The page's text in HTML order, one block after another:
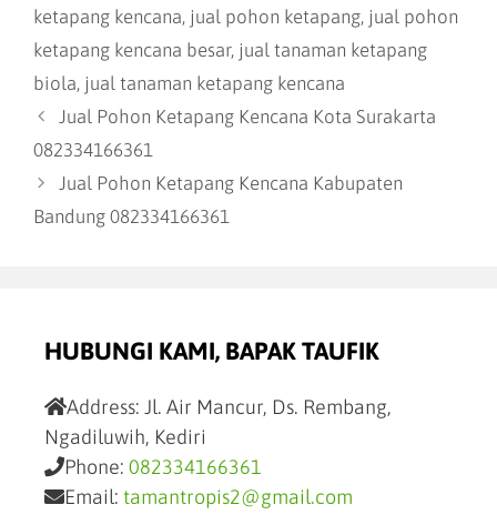
ketapang kencana, jual pohon ketapang, jual pohon
ketapang kencana besar, jual tanaman ketapang
biola, jual tanaman ketapang kencana
Jual Pohon Ketapang Kencana Kota Surakarta
082334166361
Jual Pohon Ketapang Kencana Kabupaten
Bandung 082334166361
HUBUNGI KAMI, BAPAK TAUFIK
Address: Jl. Air Mancur, Ds. Rembang,
Ngadiluwih, Kediri
Phone: 082334166361
Email: tamantropis2@gmail.com